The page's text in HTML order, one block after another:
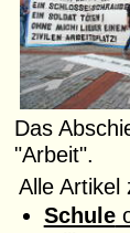
Das
"Arbeit".
Alle Artikel
Schule